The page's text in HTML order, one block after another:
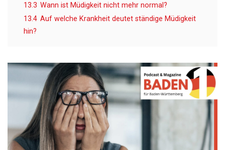
13.3 Wann ist Müdigkeit nicht mehr normal?
13.4 Auf welche Krankheit deutet ständige Müdigkeit
hin?